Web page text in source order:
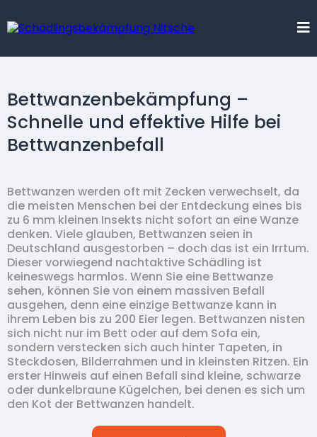
Bettwanzenbekämpfung –
Schnelle und effektive Hilfe bei
Bettwanzenbefall
Bettwanzen werden oft mit Zecken verwechselt, da
die meisten Menschen bei der Entdeckung eines bis
zu 6 mm kleinen Insekts nicht sofort an eine Wanze
denken. Viele glauben, Bettwanzen seien in
Deutschland ausgestorben – doch das ist ein Irrtum.
Dieser vorwiegend nachtaktive Schädling ist
keineswegs harmlos. Wenn Sie eine Bettwanze
sehen, können Sie von einem massiven Befall
ausgehen, denn eine einzige Bettwanze kann in
ihrem Leben bis zu 200 Eier legen. Bettwanzen nisten
sich nicht nur im Bett oder auf dem Sofa ein,
sondern verstecken sich auch hinter Tapeten, in
Steckdosen, Bilderrahmen und in kleinsten Ritzen. Ein
erster Hinweis auf einen Befall sind kleine, schwarze
oder dunkelbraune Kügelchen, bei denen es sich um
den Kot der Bettwanzen handelt.